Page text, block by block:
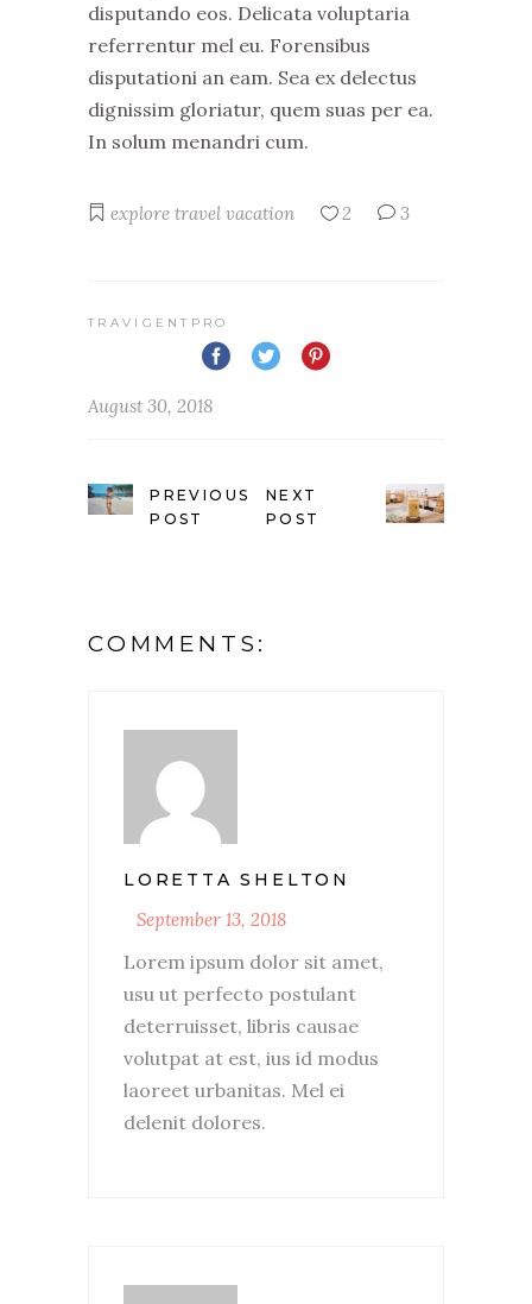
disputando eos. Delicata voluptaria
referrentur mel eu. Forensibus
disputationi an eam. Sea ex delectus
dignissim gloriatur, quem suas per ea.
In solum menandri cum.
explore travel vacation 2 3
TRAVIGENTPRO
August 30, 2018
PREVIOUS
POST
NEXT
POST
COMMENTS:
LORETTA SHELTON
September 13, 2018
Lorem ipsum dolor sit amet,
usu ut perfecto postulant
deterruisset, libris causae
volutpat at est, ius id modus
laoreet urbanitas. Mel ei
delenit dolores.